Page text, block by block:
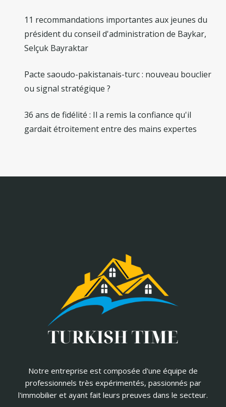
11 recommandations importantes aux jeunes du
président du conseil d'administration de Baykar,
Selçuk Bayraktar
Pacte saoudo-pakistanais-turc : nouveau bouclier
ou signal stratégique ?
36 ans de fidélité : Il a remis la confiance qu'il
gardait étroitement entre des mains expertes
Notre entreprise est composée d'une équipe de
professionnels très expérimentés, passionnés par
l'immobilier et ayant fait leurs preuves dans le secteur.